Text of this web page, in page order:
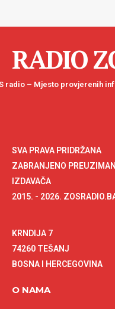
RADIO
radio – Mjesto provjerenih
SVA PRAVA PRIDRŽANA
ZABRANJENO
IZDAVAČA
2015. - 2026.
KRNDIJA 7
74260 TEŠANJ
BOSNA I HERCEGOVINA
O NAMA